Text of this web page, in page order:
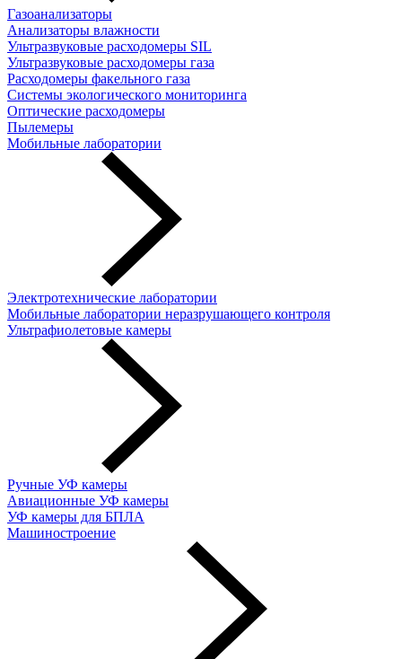
Газоанализаторы
Анализаторы влажности
Ультразвуковые расходомеры SIL
Ультразвуковые расходомеры газа
Расходомеры факельного газа
Системы экологического мониторинга
Оптические расходомеры
Пылемеры
Мобильные лаборатории
Электротехнические лаборатории
Мобильные лаборатории неразрушающего контроля
Ультрафиолетовые камеры
Ручные УФ камеры
Авиационные УФ камеры
УФ камеры для БПЛА
Машиностроение